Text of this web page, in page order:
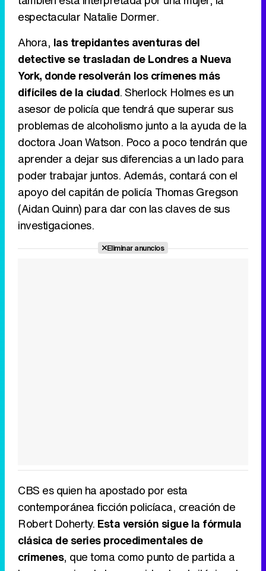
espectacular Natalie Dormer.
Ahora, las trepidantes aventuras del
detective se trasladan de Londres a Nueva
York, donde resolverán los crímenes más
difíciles de la ciudad. Sherlock Holmes es un
asesor de policía que tendrá que superar sus
problemas de alcoholismo junto a la ayuda de la
doctora Joan Watson. Poco a poco tendrán que
aprender a dejar sus diferencias a un lado para
poder trabajar juntos. Además, contará con el
apoyo del capitán de policía Thomas Gregson
(Aidan Quinn) para dar con las claves de sus
investigaciones.
Eliminar anuncios
CBS es quien ha apostado por esta
contemporánea ficción policíaca, creación de
Robert Doherty. Esta versión sigue la fórmula
clásica de series procedimentales de
crímenes, que toma como punto de partida a